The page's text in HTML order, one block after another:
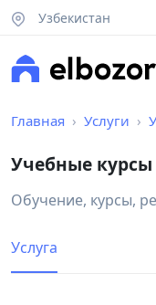
Узбекистан
Главная Услуги
Учебные курсы
Обучение, курсы,
Услуга